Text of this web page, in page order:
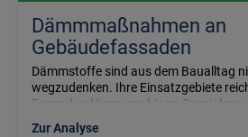
Dämmmaßnahmen an
Gebäudefassaden
Dämmstoffe sind aus dem Baualltag
wegzudenken. Ihre Einsatzgebiete
Fassadendämmung bis zu
Versorgungstechnik.
Zur Analyse